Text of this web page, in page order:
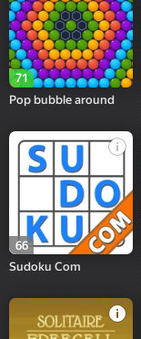
71
Pop bubble around
66
Sudoku Com